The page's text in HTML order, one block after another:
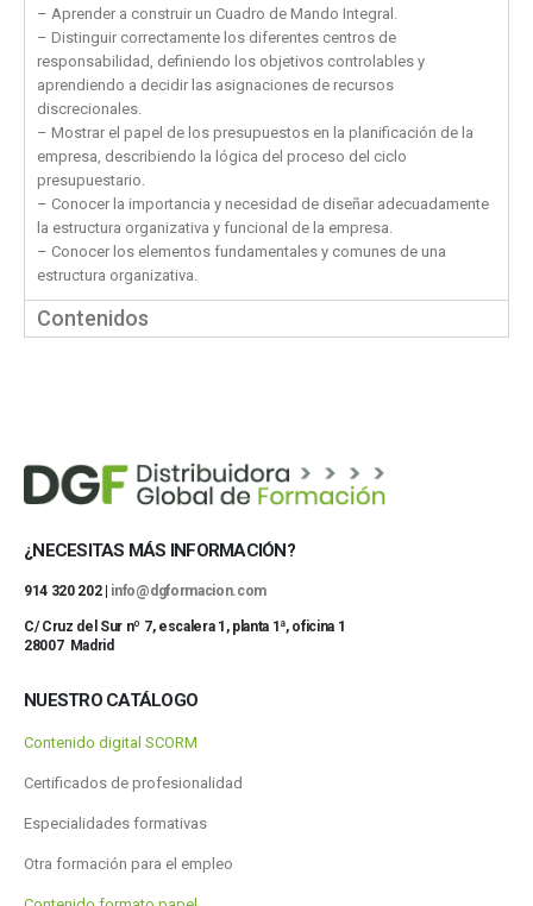
– Aprender a construir un Cuadro de Mando Integral.
– Distinguir correctamente los diferentes centros de
responsabilidad, definiendo los objetivos controlables y
aprendiendo a decidir las asignaciones de recursos
discrecionales.
– Mostrar el papel de los presupuestos en la planificación de la
empresa, describiendo la lógica del proceso del ciclo
presupuestario.
– Conocer la importancia y necesidad de diseñar adecuadamente
la estructura organizativa y funcional de la empresa.
– Conocer los elementos fundamentales y comunes de una
estructura organizativa.
Contenidos
¿NECESITAS MÁS INFORMACIÓN?
914 320 202 | info@dgformacion.com
C/ Cruz del Sur nº 7, escalera 1, planta 1ª, oficina 1
28007 Madrid
NUESTRO CATÁLOGO
Contenido digital SCORM
Certificados de profesionalidad
Especialidades formativas
Otra formación para el empleo